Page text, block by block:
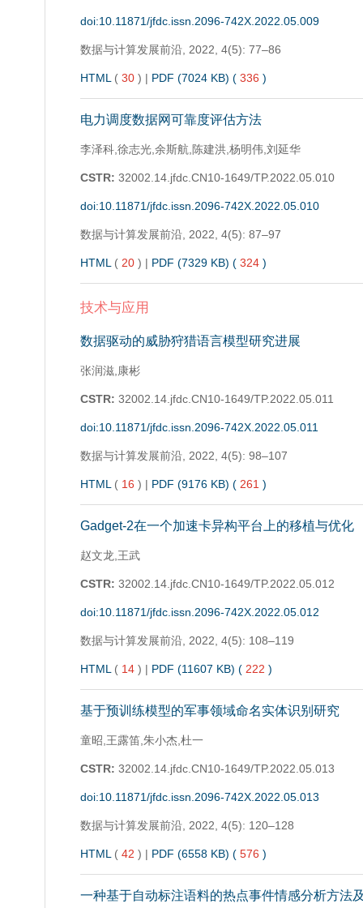
doi:10.11871/jfdc.issn.2096-742X.2022.05.009
数据与计算发展前沿, 2022, 4(5): 77–86
HTML (30) | PDF (7024 KB) (336 )
电力调度数据网可靠度评估方法
李泽科,徐志光,余斯航,陈建洪,杨明伟,刘延华
CSTR: 32002.14.jfdc.CN10-1649/TP.2022.05.010
doi:10.11871/jfdc.issn.2096-742X.2022.05.010
数据与计算发展前沿, 2022, 4(5): 87–97
HTML (20) | PDF (7329 KB) (324 )
技术与应用
数据驱动的威胁狩猎语言模型研究进展
张润滋,康彬
CSTR: 32002.14.jfdc.CN10-1649/TP.2022.05.011
doi:10.11871/jfdc.issn.2096-742X.2022.05.011
数据与计算发展前沿, 2022, 4(5): 98–107
HTML (16 ) | PDF (9176 KB) (261 )
Gadget-2在一个加速卡异构平台上的移植与优化
赵文龙,王武
CSTR: 32002.14.jfdc.CN10-1649/TP.2022.05.012
doi:10.11871/jfdc.issn.2096-742X.2022.05.012
数据与计算发展前沿, 2022, 4(5): 108–119
HTML (14) | PDF (11607 KB) (222 )
基于预训练模型的军事领域命名实体识别研究
童昭,王露笛,朱小杰,杜一
CSTR: 32002.14.jfdc.CN10-1649/TP.2022.05.013
doi:10.11871/jfdc.issn.2096-742X.2022.05.013
数据与计算发展前沿, 2022, 4(5): 120–128
HTML (42 ) | PDF (6558 KB) (576 )
一种基于自动标注语料的热点事件情感分析方法